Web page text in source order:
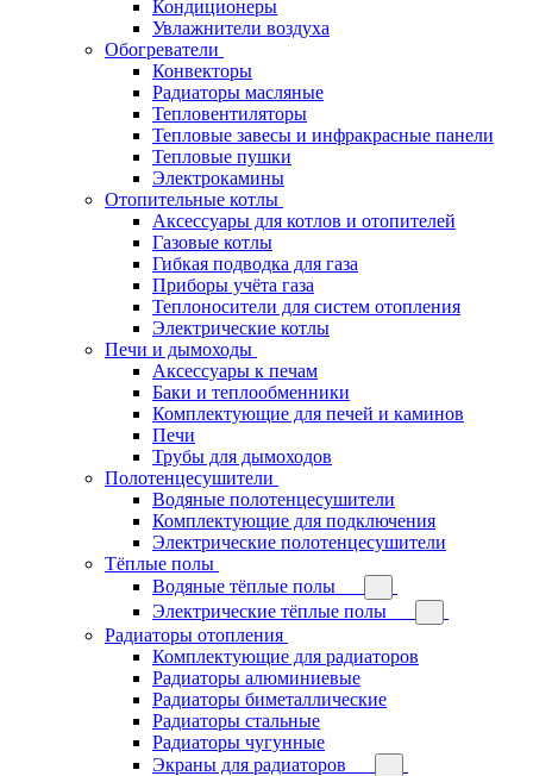
Кондиционеры
Увлажнители воздуха
Обогреватели
Конвекторы
Радиаторы масляные
Тепловентиляторы
Тепловые завесы и инфракрасные панели
Тепловые пушки
Электрокамины
Отопительные котлы
Аксессуары для котлов и отопителей
Газовые котлы
Гибкая подводка для газа
Приборы учёта газа
Теплоносители для систем отопления
Электрические котлы
Печи и дымоходы
Аксессуары к печам
Баки и теплообменники
Комплектующие для печей и каминов
Печи
Трубы для дымоходов
Полотенцесушители
Водяные полотенцесушители
Комплектующие для подключения
Электрические полотенцесушители
Тёплые полы
Водяные тёплые полы
Электрические тёплые полы
Радиаторы отопления
Комплектующие для радиаторов
Радиаторы алюминиевые
Радиаторы биметаллические
Радиаторы стальные
Радиаторы чугунные
Экраны для радиаторов